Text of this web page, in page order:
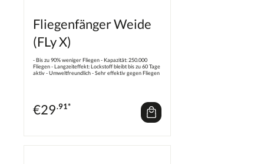
Fliegenfänger Weide
(FLy X)
- Bis zu 90% weniger Fliegen - Kapazität: 250.000
Fliegen - Langzeiteffekt: Lockstoff bleibt bis zu 60 Tage
aktiv - Umweltfreundlich - Sehr effektiv gegen Fliegen
€29.91*